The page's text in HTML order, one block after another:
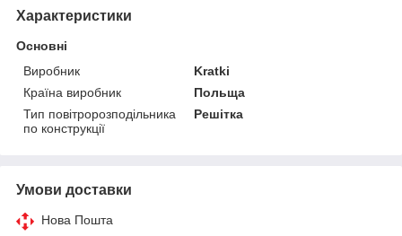
Характеристики
Основні
Виробник
Kratki
Країна виробник
Польща
Тип повітророзподільника
по конструкції
Решітка
Умови доставки
Нова Пошта